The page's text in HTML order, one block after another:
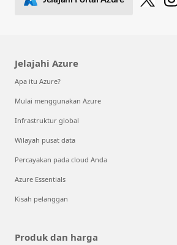
Jelajahi Azure
Apa itu Azure?
Mulai menggunakan Azure
Infrastruktur global
Wilayah pusat data
Percayakan pada cloud Anda
Azure Essentials
Kisah pelanggan
Produk dan harga